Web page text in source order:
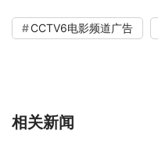
CCTV6电影频道广告
相关新闻